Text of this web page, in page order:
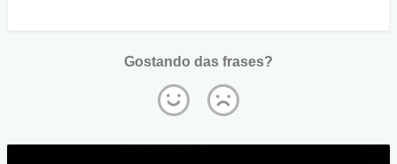
Gostando das frases?